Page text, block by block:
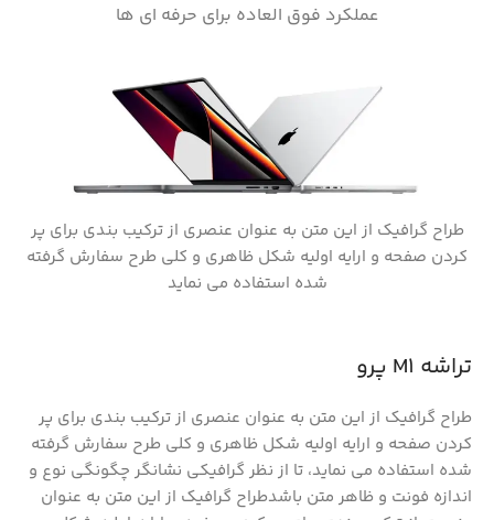
عملکرد فوق العاده برای حرفه ای ها
طراح گرافیک از این متن به عنوان عنصری از ترکیب بندی برای پر
کردن صفحه و ارایه اولیه شکل ظاهری و کلی طرح سفارش گرفته
شده استفاده می نماید
تراشه M1 پرو
طراح گرافیک از این متن به عنوان عنصری از ترکیب بندی برای پر
کردن صفحه و ارایه اولیه شکل ظاهری و کلی طرح سفارش گرفته
شده استفاده می نماید، تا از نظر گرافیکی نشانگر چگونگی نوع و
اندازه فونت و ظاهر متن باشدطراح گرافیک از این متن به عنوان